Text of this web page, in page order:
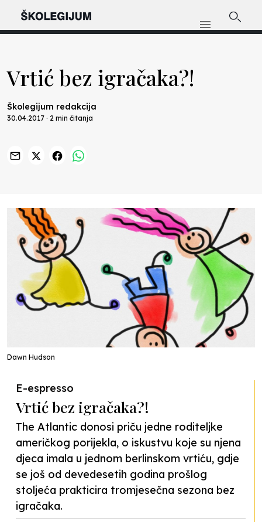
Vrtić bez igračaka?!
Školegijum redakcija
30.04.2017 · 2 min čitanja
Dawn Hudson
E-espresso
Vrtić bez igračaka?!
The Atlantic donosi priču jedne roditeljke
američkog porijekla, o iskustvu koje su njena
djeca imala u jednom berlinskom vrtiću, gdje
se još od devedesetih godina prošlog
stoljeća prakticira tromjesečna sezona bez
igračaka.